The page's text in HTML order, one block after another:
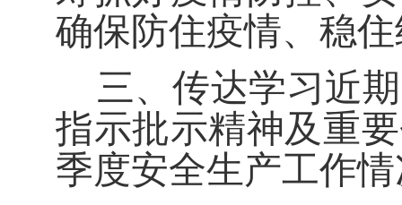
确保防住疫情、稳
三、传达学习近
指示批示精神及重
季度安全生产工作